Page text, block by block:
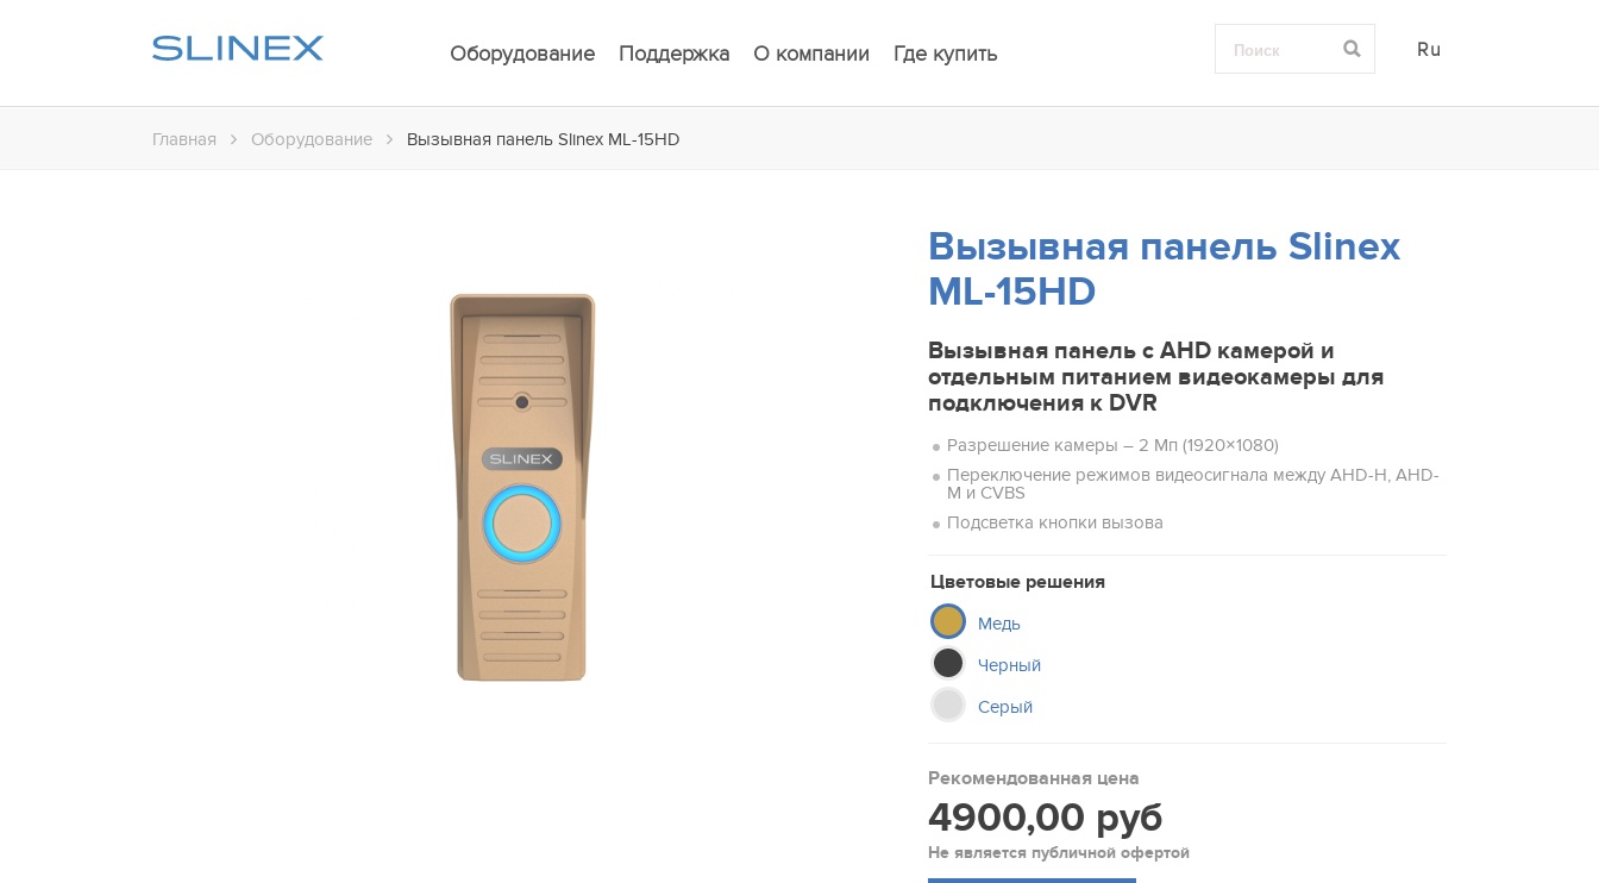
Оборудование Поддержка О компании Где купить Ru
Главная Оборудование Вызывная панель Slinex ML-15HD
Вызывная панель Slinex
ML-15HD
Вызывная панель с AHD камерой и
отдельным питанием видеокамеры для
подключения к DVR
Разрешение камеры – 2 Мп (1920×1080)
Переключение режимов видеосигнала между AHD-H, AHD-
M и CVBS
Подсветка кнопки вызова
Цветовые решения
Медь
Черный
Серый
Рекомендованная цена
4900,00 руб
Не является публичной офертой